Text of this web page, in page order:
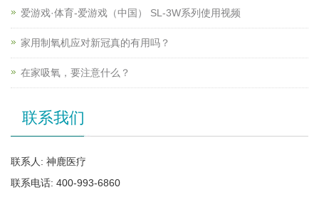
爱游戏·体育-爱游戏（中国） SL-3W系列使用视频
家用制氧机应对新冠真的有用吗？
在家吸氧，要注意什么？
联系我们
联系人: 神鹿医疗
联系电话: 400-993-6860